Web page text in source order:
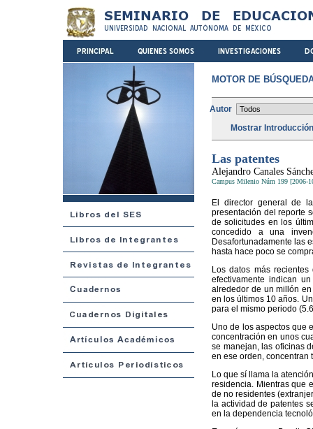
MOTOR DE
Autor
Mostrar
Las patentes
Alejandro Canales
Campus Milenio Núm 199 [2006-
El director general de
presentación del reporte
de solicitudes en los
concedido a una
Desafortunadamente las
hasta hace poco se
Los datos más
efectivamente indican
alrededor de un millón
en los últimos 10 años.
para el mismo periodo
Uno de los aspectos que
concentración en unos
se manejan, las oficinas
en ese orden, concentran
Lo que sí llama la
residencia. Mientras que
de no residentes
la actividad de patentes
en la dependencia